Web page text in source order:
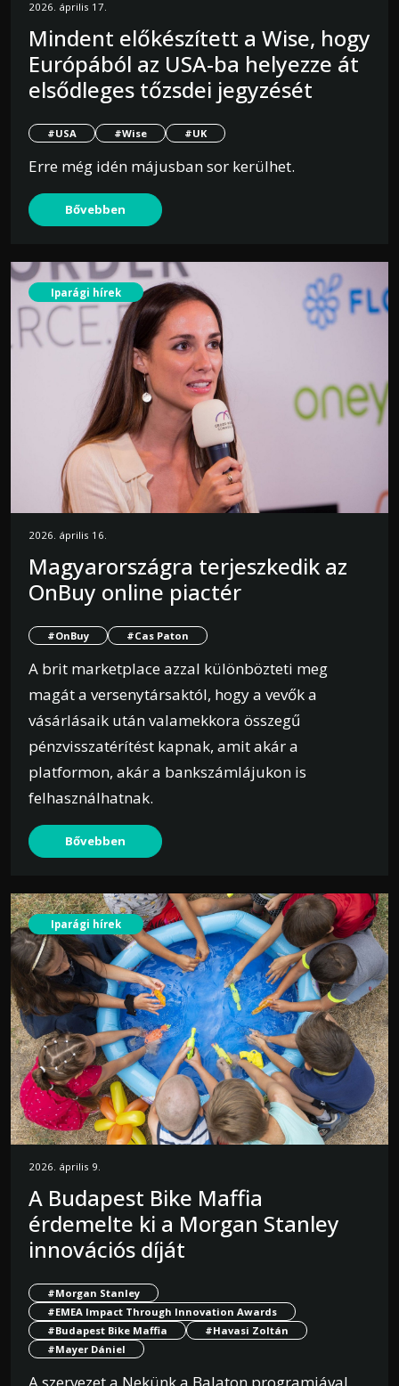
2026. április 17.
Mindent előkészített a Wise, hogy
Európából az USA-ba helyezze át
elsődleges tőzsdei jegyzését
#USA #Wise #UK
Erre még idén májusban sor kerülhet.
Bővebben
Iparági hírek
2026. április 16.
Magyarországra terjeszkedik az
OnBuy online piactér
#OnBuy #Cas Paton
A brit marketplace azzal különbözteti meg
magát a versenytársaktól, hogy a vevők a
vásárlásaik után valamekkora összegű
pénzvisszatérítést kapnak, amit akár a
platformon, akár a bankszámlájukon is
felhasználhatnak.
Bővebben
Iparági hírek
2026. április 9.
A Budapest Bike Maffia
érdemelte ki a Morgan Stanley
innovációs díját
#Morgan Stanley
#EMEA Impact Through Innovation Awards
#Budapest Bike Maffia
#Havasi Zoltán
#Mayer Dániel